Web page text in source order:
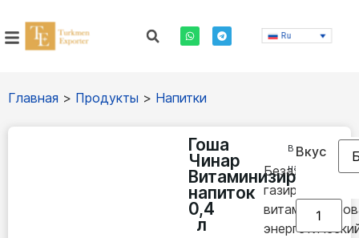
Ru
Главная > Продукты > Напитки
Гоша
Чинар
напиток
0,4
л
газированный
В
наличии
Вкус